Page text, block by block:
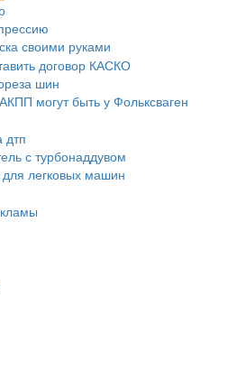
своими руками
договор КАСКО
шин
могут быть у Фольксваген
дтп
с турбонаддувом
легковых машин